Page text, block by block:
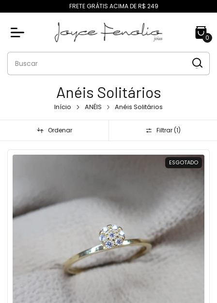
FRETE GRÁTIS ACIMA DE R$ 249
0
Anéis Solitários
Início ANÉIS Anéis Solitários
Ordenar Filtrar (1)
ESGOTADO